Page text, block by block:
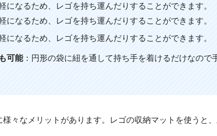
になるため、レゴを持ち運んだりすることができます。
になるため、レゴを持ち運んだりすることができます。
になるため、レゴを持ち運んだりすることができます。
可能：円形の袋に紐を通して持ち手を着けるだけなので
々なメリットがあります。レゴの収納マットを使うと